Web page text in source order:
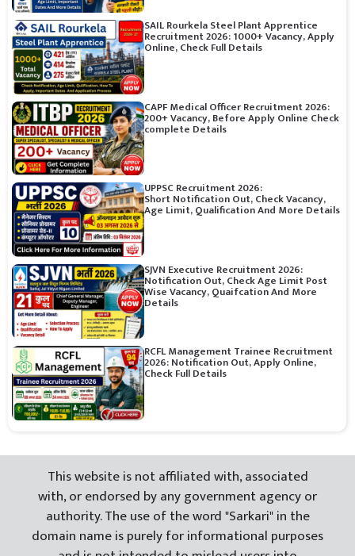
SAIL Rourkela Steel Plant Apprentice
Recruitment 2026: 1000+ Vacancy, Apply
Online, Check Full Details
CAPF Medical Officer Recruitment 2026:
200+ Vacancy, Before Apply Online Check
complete Details
UPPSC Recruitment 2026:
Short Notification Out, Check Vacancy,
Age Limit, Qualification And More Details
SJVN Executive Recruitment 2026:
Notification Out, Check Age Limit Post
Wise Vacancy, Quaifcation And More
Details
RCFL Management Trainee Recruitment
2026: Notification Out, Apply Online,
Check Full Details
This website is not affiliated with, associated
with, or endorsed by any government agency or
authority. The use of the word "Sarkari" in the
domain name is purely for informational purposes